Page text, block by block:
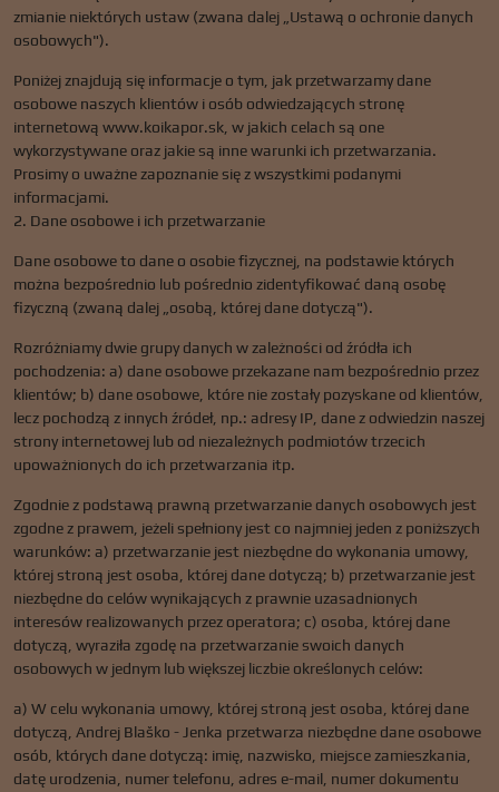
zmianie niektórych ustaw (zwana dalej „Ustawą o ochronie danych
osobowych").
Poniżej znajdują się informacje o tym, jak przetwarzamy dane
osobowe naszych klientów i osób odwiedzających stronę
internetową www.koikapor.sk, w jakich celach są one
wykorzystywane oraz jakie są inne warunki ich przetwarzania.
Prosimy o uważne zapoznanie się z wszystkimi podanymi
informacjami.
2. Dane osobowe i ich przetwarzanie
Dane osobowe to dane o osobie fizycznej, na podstawie których
można bezpośrednio lub pośrednio zidentyfikować daną osobę
fizyczną (zwaną dalej „osobą, której dane dotyczą").
Rozróżniamy dwie grupy danych w zależności od źródła ich
pochodzenia: a) dane osobowe przekazane nam bezpośrednio przez
klientów; b) dane osobowe, które nie zostały pozyskane od klientów,
lecz pochodzą z innych źródeł, np.: adresy IP, dane z odwiedzin naszej
strony internetowej lub od niezależnych podmiotów trzecich
upoważnionych do ich przetwarzania itp.
Zgodnie z podstawą prawną przetwarzanie danych osobowych jest
zgodne z prawem, jeżeli spełniony jest co najmniej jeden z poniższych
warunków: a) przetwarzanie jest niezbędne do wykonania umowy,
której stroną jest osoba, której dane dotyczą; b) przetwarzanie jest
niezbędne do celów wynikających z prawnie uzasadnionych
interesów realizowanych przez operatora; c) osoba, której dane
dotyczą, wyraziła zgodę na przetwarzanie swoich danych
osobowych w jednym lub większej liczbie określonych celów:
a) W celu wykonania umowy, której stroną jest osoba, której dane
dotyczą, Andrej Blaško - Jenka przetwarza niezbędne dane osobowe
osób, których dane dotyczą: imię, nazwisko, miejsce zamieszkania,
datę urodzenia, numer telefonu, adres e-mail, numer dokumentu